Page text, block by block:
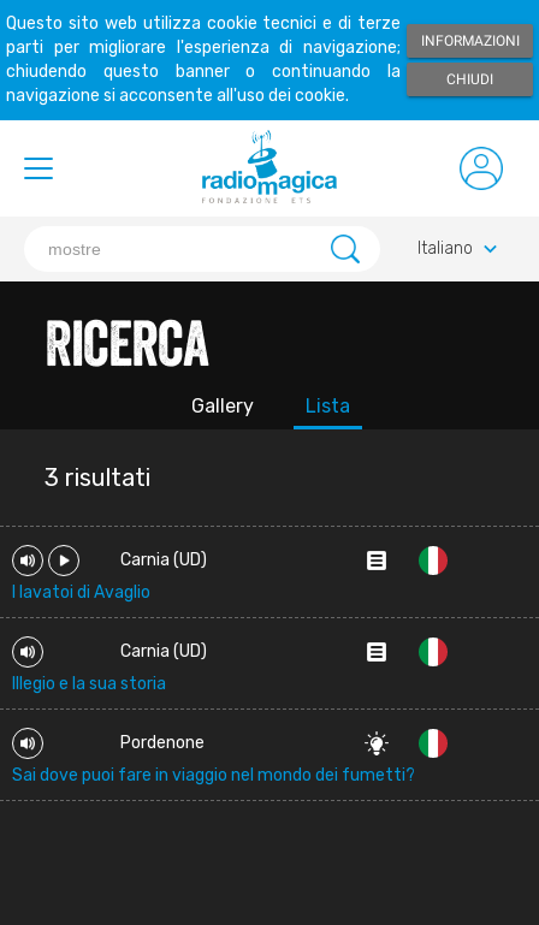
Questo sito web utilizza cookie tecnici e di terze
parti per migliorare l'esperienza di navigazione;
chiudendo questo banner o continuando la
navigazione si acconsente all'uso dei cookie.
INFORMAZIONI
CHIUDI
Italiano keyboard_arrow_down
Ricerca
Gallery Lista
3 risultati
Carnia (UD)
I lavatoi di Avaglio
Carnia (UD)
Illegio e la sua storia
Pordenone
Sai dove puoi fare in viaggio nel mondo dei fumetti?